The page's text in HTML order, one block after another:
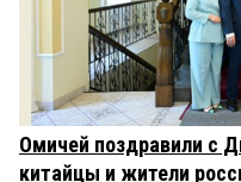
Омичей поздравили с
китайцы и жители